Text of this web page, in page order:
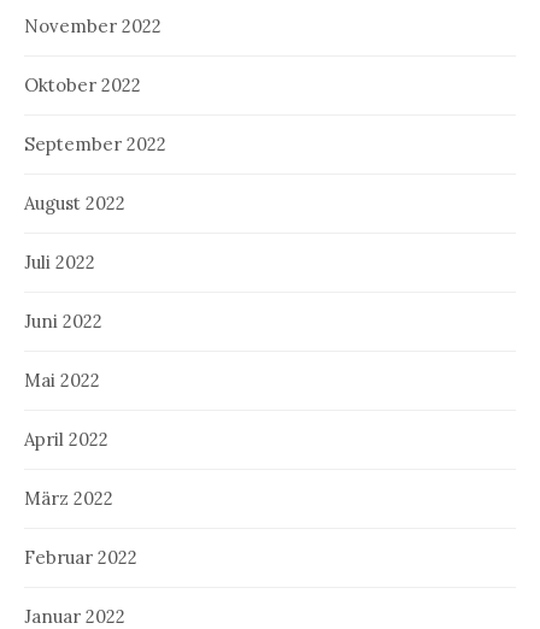
November 2022
Oktober 2022
September 2022
August 2022
Juli 2022
Juni 2022
Mai 2022
April 2022
März 2022
Februar 2022
Januar 2022